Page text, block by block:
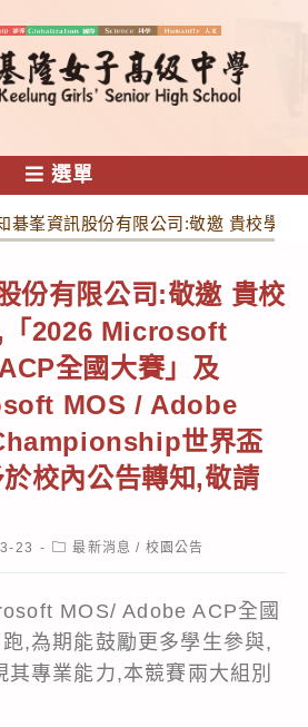
選單
碁峯資訊股份有限公司:敬邀 貴校學
份有限公司:敬邀 貴校
「2026 Microsoft
全國大賽」及
MOS / Adobe
世界盃
校內公告轉知,敬請
23
Post最新消息 / 校園公告
MOS/ Adobe ACP全國
,為期能鼓勵更多學生參與,
專業能力,本競賽兩大組別